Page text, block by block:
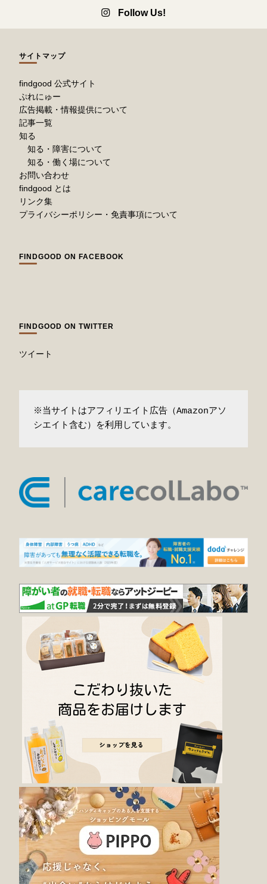
Follow Us!
サイトマップ
findgood 公式サイト
ぷれにゅー
広告掲載・情報提供について
記事一覧
知る
知る・障害について
知る・働く場について
お問い合わせ
findgood とは
リンク集
プライバシーポリシー・免責事項について
FINDGOOD ON FACEBOOK
FINDGOOD ON TWITTER
ツイート
※当サイトはアフィリエイト広告（Amazonアソ
シエイト含む）を利用しています。